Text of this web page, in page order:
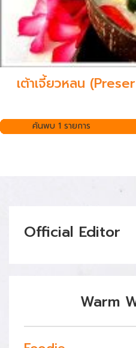
เต้าเจี้ยวหลน
ค้นพบ 1 รายการ
Official Editor
Warm